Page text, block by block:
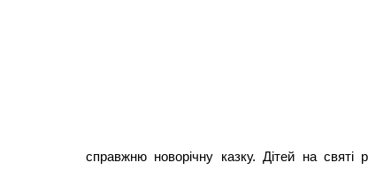
справжню новорічну казку. Дітей на святі